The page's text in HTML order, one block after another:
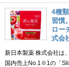
4種
習慣
ロー
式会
新日本製薬 株式会社は
国内売上No.1※1の「